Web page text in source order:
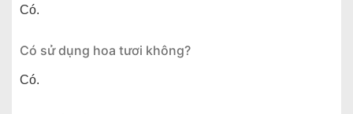
Có.
Có sử dụng hoa tươi không?
Có.